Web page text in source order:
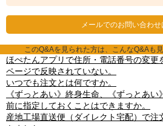
メールでのお問い合わせ
このQ&Aを見られた方は、こんなQ&Aも
ほぺたんアプリで住所・電話番号の変更
ページで反映されていない。
いつでも注文とは何ですか。
《ずっとあい》終身生命、《ずっとあ
前に指定しておくことはできますか。
産地工場直送便（ダイレクト宅配）で注